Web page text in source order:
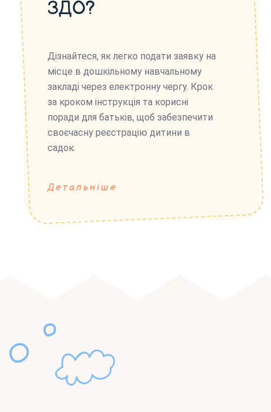
ЗДО?
Дізнайтеся, як легко подати заявку на
місце в дошкільному навчальному
закладі через електронну чергу. Крок
за кроком інструкція та корисні
поради для батьків, щоб забезпечити
своєчасну реєстрацію дитини в
садок.
Детальніше